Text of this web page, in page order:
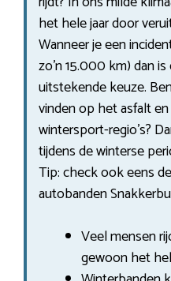
het hele jaar door
Wanneer je een
zo’n 15.000 km) dan
uitstekende keuze.
vinden op het asfalt
wintersport-regio’s?
tijdens de winterse
Tip: check ook eens
autobanden
Veel mensen
gewoon het